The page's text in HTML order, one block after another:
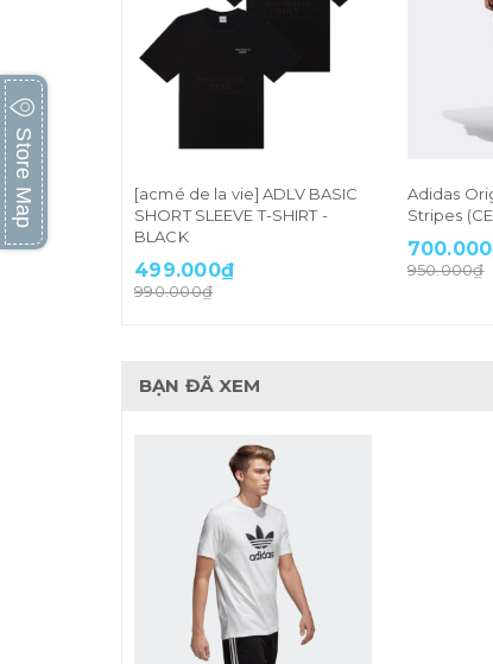
[acmé de la vie] ADLV BASIC
SHORT SLEEVE T-SHIRT -
BLACK
499.000₫
990.000₫
Adidas
Stripes
950.000₫
BẠN ĐÃ XEM
Store Map